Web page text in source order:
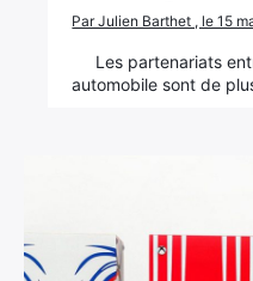
Par Julien Barthet , le 15
Les partenariats
automobile sont de